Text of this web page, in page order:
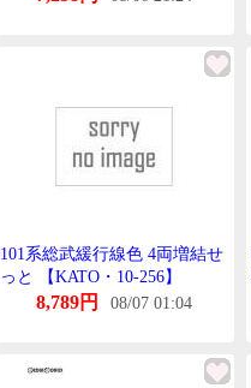
101系総武緩行線色 4両増結せ
っと 【KATO・10-256】
8,789円 08/07 01:04